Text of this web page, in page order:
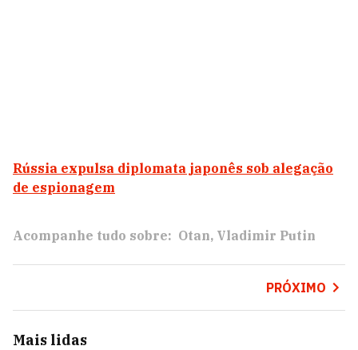
Rússia expulsa diplomata japonês sob alegação
de espionagem
Acompanhe tudo sobre: Otan Vladimir Putin
PRÓXIMO
Mais lidas